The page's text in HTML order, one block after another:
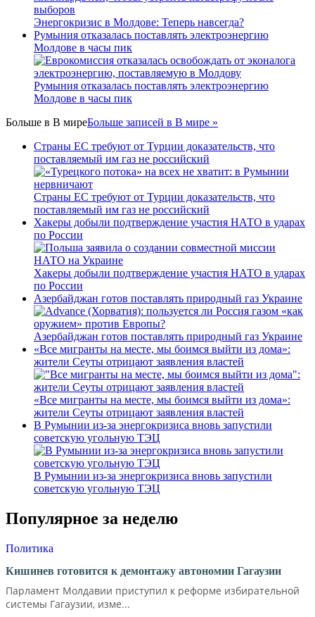
Энергокризис в Молдове: Теперь навсегда?
Румыния отказалась поставлять электроэнергию
Молдове в часы пик
Румыния отказалась поставлять электроэнергию
Молдове в часы пик
Больше в В миреБольше записей в В мире »
Страны ЕС требуют от Турции доказательств, что
поставляемый им газ не российский
Страны ЕС требуют от Турции доказательств, что
поставляемый им газ не российский
Хакеры добыли подтверждение участия НАТО в ударах
по России
Хакеры добыли подтверждение участия НАТО в ударах
по России
Азербайджан готов поставлять природный газ Украине
Азербайджан готов поставлять природный газ Украине
«Все мигранты на месте, мы боимся выйти из дома»:
жители Сеуты отрицают заявления властей
«Все мигранты на месте, мы боимся выйти из дома»:
жители Сеуты отрицают заявления властей
В Румынии из-за энергокризиса вновь запустили
советскую угольную ТЭЦ
В Румынии из-за энергокризиса вновь запустили
советскую угольную ТЭЦ
Популярное за неделю
Политика
Кишинев готовится к демонтажу автономии Гагаузии
Парламент Молдавии приступил к реформе избирательной
системы Гагаузии, изме...